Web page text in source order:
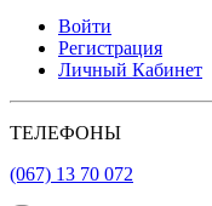
Войти
Регистрация
Личный Кабинет
ТЕЛЕФОНЫ
(067) 13 70 072